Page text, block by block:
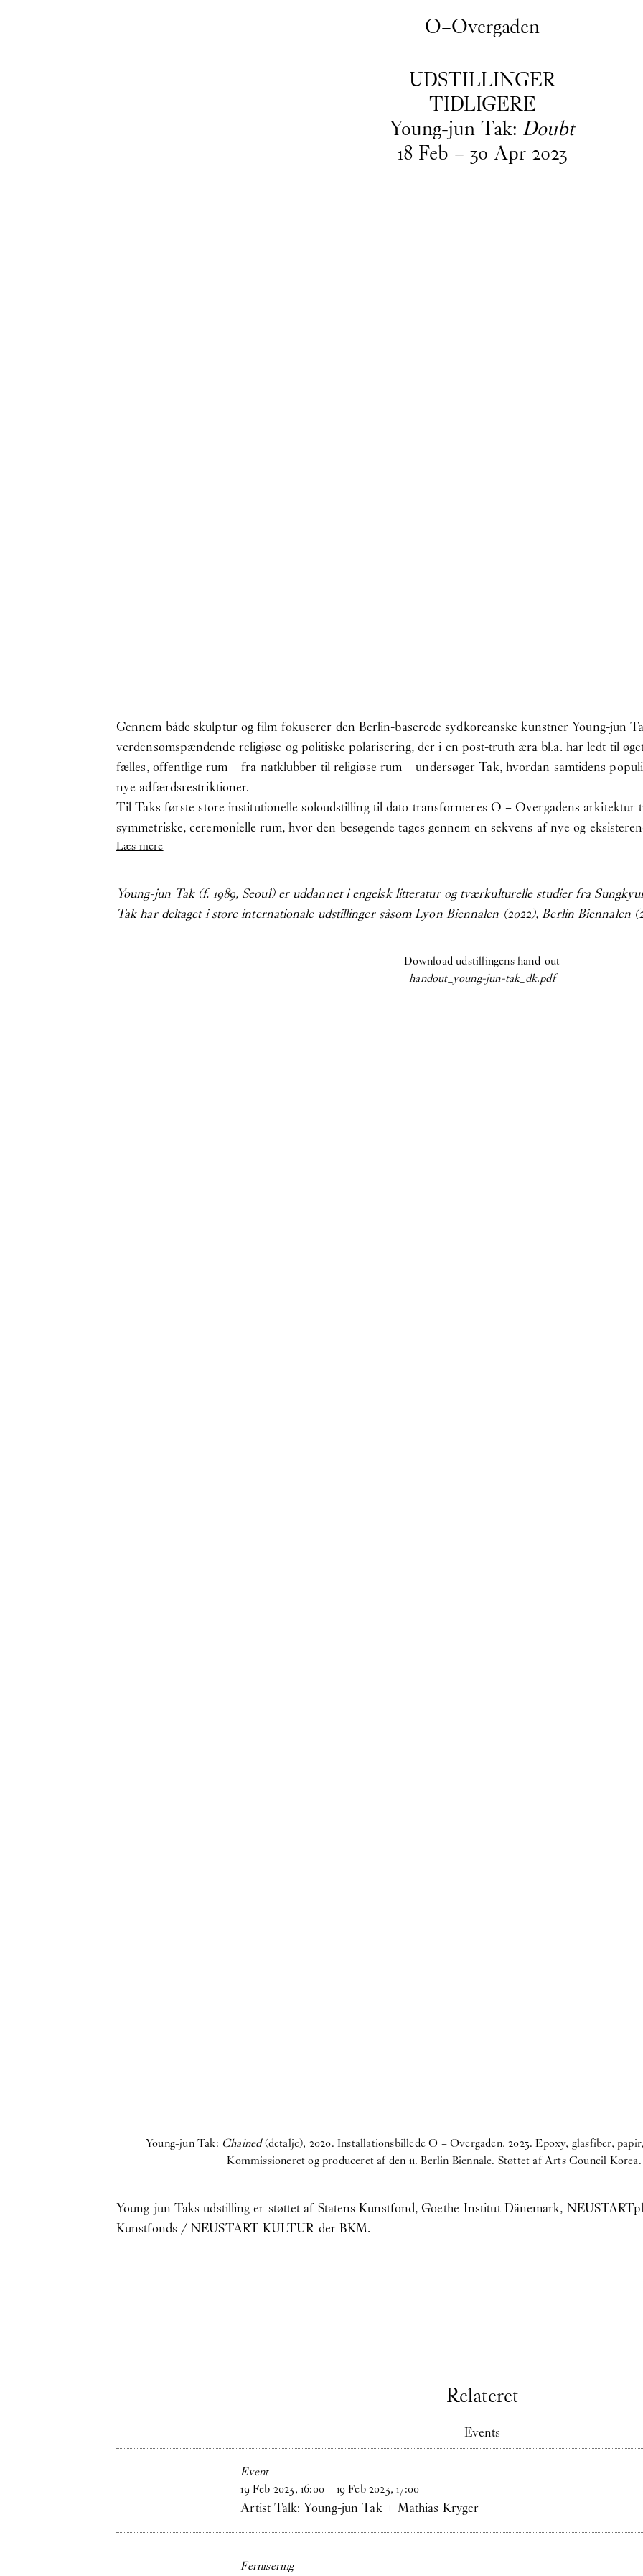
O–Overgaden
UDSTILLINGER
TIDLIGERE
Young-jun Tak: Doubt
18 Feb – 30 Apr 2023
Gennem både skulptur og film fokuserer den Berlin-baserede sydkoreanske kunstner Young-jun
verdensomspændende religiøse og politiske polarisering, der i en post-truth æra bl.a. har ledt til
fælles, offentlige rum – fra natklubber til religiøse rum – undersøger Tak, hvordan samtidens
nye adfærdsrestriktioner.
Til Taks første store institutionelle soloudstilling til dato transformeres O – Overgadens arkitektur
symmetriske, ceremonielle rum, hvor den besøgende tages gennem en sekvens af nye og
Læs mere
Young-jun Tak (f. 1989, Seoul) er uddannet i engelsk litteratur og tværkulturelle studier fra
Tak har deltaget i store internationale udstillinger såsom Lyon Biennalen (2022), Berlin Biennalen
Download udstillingens hand-out
handout_young-jun-tak_dk.pdf
Young-jun Tak: Chained(detalje), 2020. Installationsbillede O – Overgaden, 2023. Epoxy, glasfiber,
Kommissioneret og produceret af den 11. Berlin Biennale. Støttet af Arts Council
Young-jun Taks udstilling er støttet af Statens Kunstfond, Goethe-Institut Dänemark,
Kunstfonds / NEUSTART KULTUR der BKM.
Relateret
Events
Event
19 Feb 2023, 16:00– 19 Feb 2023,17:00
Artist Talk: Young-jun Tak + Mathias Kryger
Fernisering